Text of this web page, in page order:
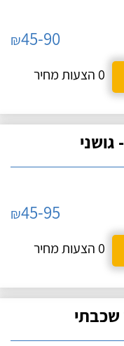
₪45-90
0 הצעות מחיר
₪45-95
0 הצעות מחיר